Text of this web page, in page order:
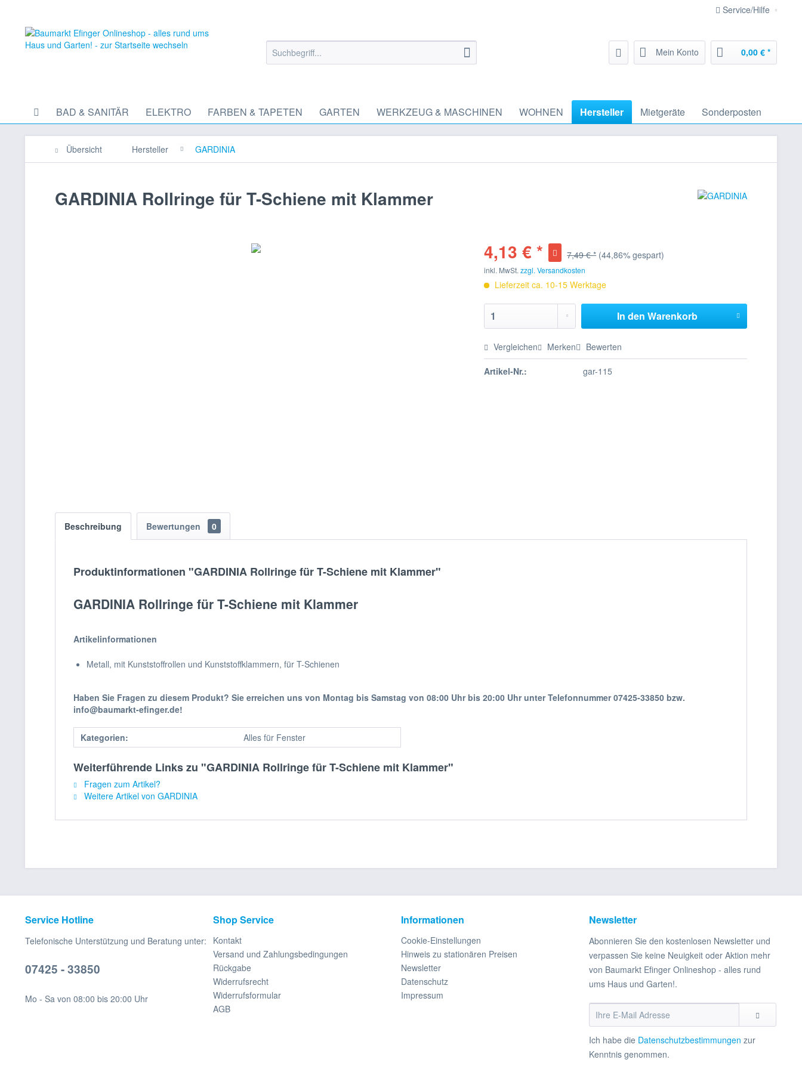
Service/Hilfe
Mein Konto 0,00 € *
BAD & SANITÄR ELEKTRO FARBEN & TAPETEN GARTEN WERKZEUG & MASCHINEN WOHNEN Hersteller Mietgeräte Sonderposten
Übersicht Hersteller GARDINIA
GARDINIA Rollringe für T-Schiene mit Klammer
4,13 € * 7,49 € * (44,86% gespart)
inkl. MwSt.zzgl. Versandkosten
Lieferzeit ca. 10-15 Werktage
In den Warenkorb
Vergleichen Merken Bewerten
Artikel-Nr.: gar-115
Beschreibung Bewertungen 0
Produktinformationen "GARDINIA Rollringe für T-Schiene mit Klammer"
GARDINIA Rollringe für T-Schiene mit Klammer
Artikelinformationen
Metall, mit Kunststoffrollen und Kunststoffklammern, für T-Schienen
Haben Sie Fragen zu diesem Produkt? Sie erreichen uns von Montag bis Samstag von 08:00 Uhr bis 20:00 Uhr unter Telefonnummer 07425-33850 bzw.
info@baumarkt-efinger.de!
Kategorien: Alles für Fenster
Weiterführende Links zu "GARDINIA Rollringe für T-Schiene mit Klammer"
Fragen zum Artikel?
Weitere Artikel von GARDINIA
Service Hotline
Telefonische Unterstützung und Beratung unter:
07425 - 33850
Mo - Sa von 08:00 bis 20:00 Uhr
Shop Service
Kontakt
Versand und Zahlungsbedingungen
Rückgabe
Widerrufsrecht
Widerrufsformular
AGB
Informationen
Cookie-Einstellungen
Hinweis zu stationären Preisen
Newsletter
Datenschutz
Impressum
Newsletter
Abonnieren Sie den kostenlosen Newsletter und
verpassen Sie keine Neuigkeit oder Aktion mehr
von Baumarkt Efinger Onlineshop - alles rund
ums Haus und Garten!.
Ich habe die Datenschutzbestimmungen zur
Kenntnis genommen.